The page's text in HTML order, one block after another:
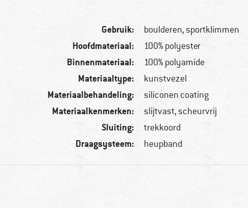
Gebruik: boulderen, sportklimmen
Hoofdmateriaal: 100% polyester
Binnenmateriaal: 100% polyamide
Materiaaltype: kunstvezel
Materiaalbehandeling: siliconen coating
Materiaalkenmerken: slijtvast, scheurvrij
Sluiting: trekkoord
Draagsysteem: heupband